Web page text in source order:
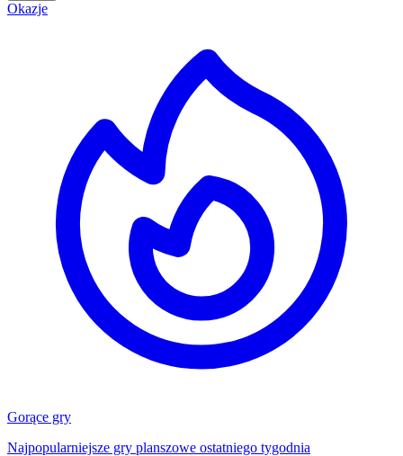
Okazje
Gorące gry
Najpopularniejsze gry planszowe ostatniego tygodnia